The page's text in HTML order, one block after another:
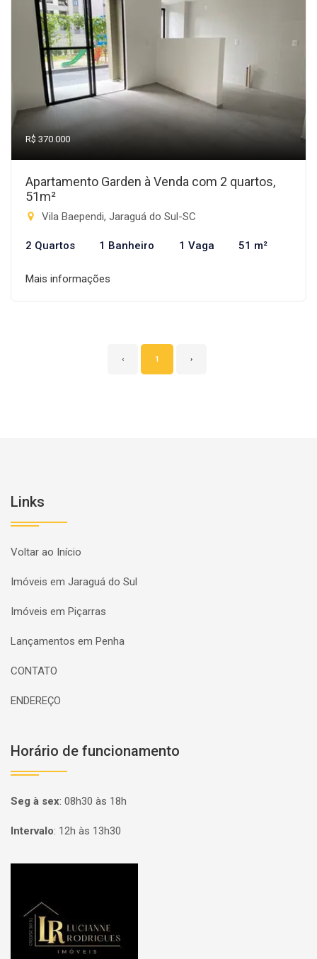
R$ 370.000
Apartamento Garden à Venda com 2 quartos,
51m²
Vila Baependi, Jaraguá do Sul-SC
2 Quartos 1 Banheiro 1 Vaga 51 m²
Mais informações
‹ 1 ›
Links
Voltar ao Início
Imóveis em Jaraguá do Sul
Imóveis em Piçarras
Lançamentos em Penha
CONTATO
ENDEREÇO
Horário de funcionamento
Seg à sex: 08h30 às 18h
Intervalo: 12h às 13h30